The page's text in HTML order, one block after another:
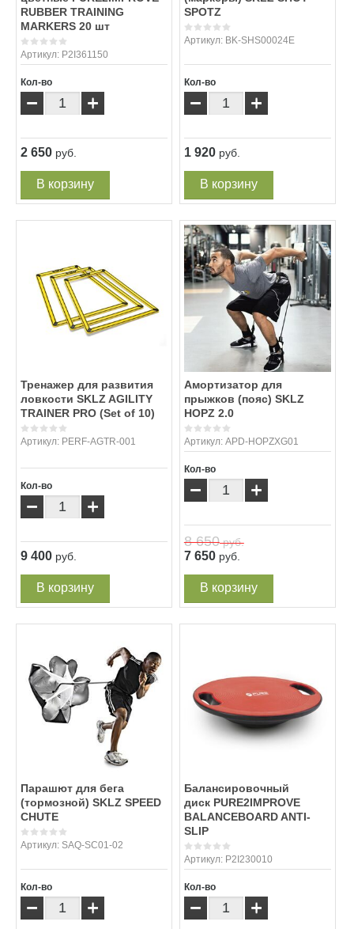
RUBBER TRAINING
MARKERS 20 шт
Артикул: P2I361150
Кол-во
− +
2 650 руб.
В корзину
SPOTZ
Артикул:BK-SHS00024E
Кол-во
− +
1 920 руб.
В корзину
Тренажер для развития
ловкости SKLZ AGILITY
TRAINER PRO (Set of 10)
Артикул: PERF-AGTR-001
Кол-во
− +
9 400 руб.
В корзину
Амортизатор для
прыжков (пояс) SKLZ
HOPZ 2.0
Артикул:APD-HOPZXG01
Кол-во
− +
8 650руб.
7 650 руб.
В корзину
Парашют для бега
(тормозной) SKLZ SPEED
CHUTE
Артикул: SAQ-SC01-02
Кол-во
− +
Балансировочный
диск PURE2IMPROVE
BALANCEBOARD ANTI-
SLIP
Артикул:P2I230010
Кол-во
− +